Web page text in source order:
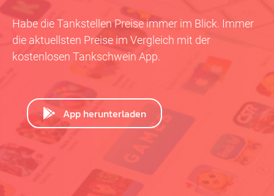
Habe die Tankstellen Preise immer im Blick. Immer
die aktuellsten Preise im Vergleich mit der
kostenlosen Tankschwein App.
App herunterladen